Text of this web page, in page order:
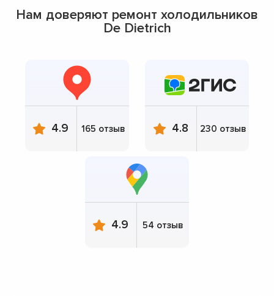
Нам доверяют ремонт холодильников
De Dietrich
4.9 165 отзыв 4.8 230 отзыв
4.9 54 отзыв